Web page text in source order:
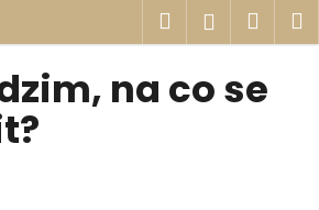
Hledat
na co se